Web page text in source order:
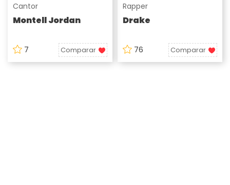
Cantor
Montell Jordan
7 Comparar
Rapper
Drake
76 Comparar